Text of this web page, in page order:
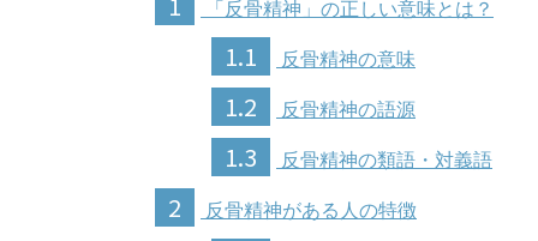
「反骨精神」の正しい意味とは？
1.1 反骨精神の意味
1.2 反骨精神の語源
1.3 反骨精神の類語・対義語
2 反骨精神がある人の特徴